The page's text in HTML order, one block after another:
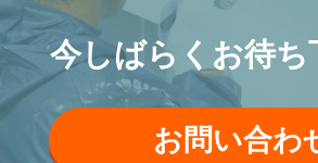
今しばらくお待ち
お問い合わ